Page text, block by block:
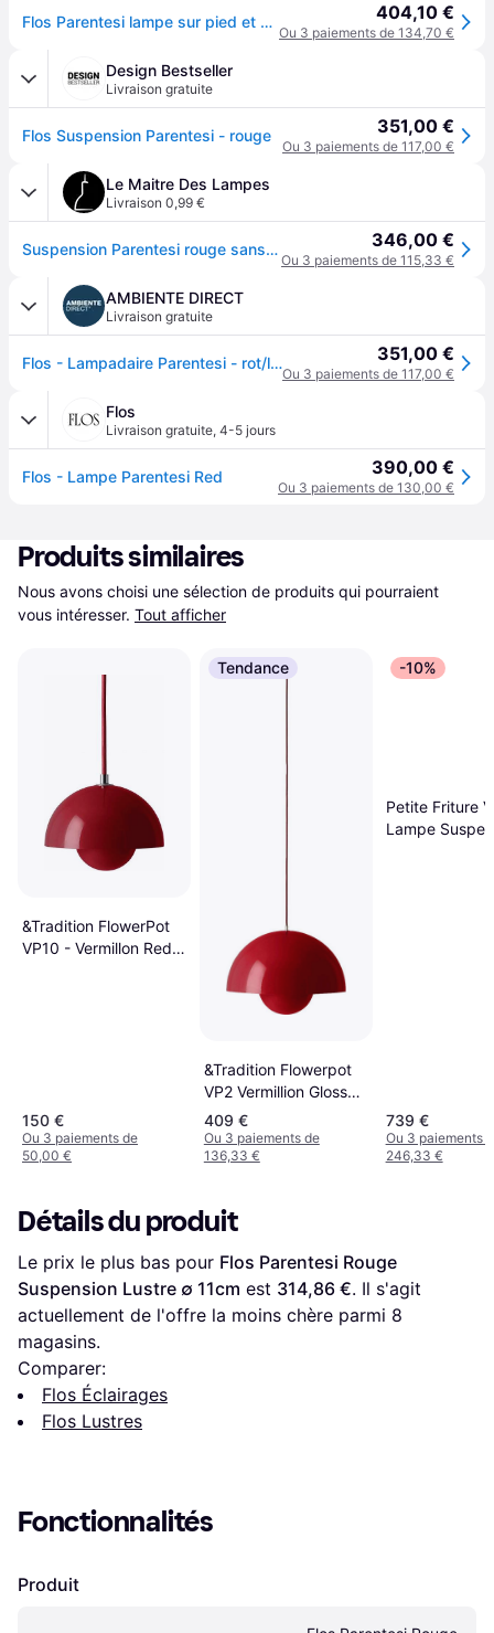
Flos Parentesi lampe sur pied et suspension Rouge 404,10 €
Ou 3 paiements de 134,70 €
Design Bestseller
Livraison gratuite
Flos Suspension Parentesi - rouge 351,00 €
Ou 3 paiements de 117,00 €
Le Maitre Des Lampes
Livraison 0,99 €
Suspension Parentesi rouge sans variateur d'intensité - FLOS - Salon / séjour - Design - Métal - À ampoule unique 346,00 €
Ou 3 paiements de 115,33 €
AMBIENTE DIRECT
Livraison gratuite
Flos - Lampadaire Parentesi - rot/lackiert/H x Ø 58x11cm/nicht dimmbar 351,00 €
Ou 3 paiements de 117,00 €
Flos
Livraison gratuite, 4-5 jours
Flos - Lampe Parentesi Red 390,00 €
Ou 3 paiements de 130,00 €
Produits similaires
Nous avons choisi une sélection de produits qui pourraient
vous intéresser. Tout afficher
&Tradition FlowerPot
VP10 - Vermillon Red
150 €
Ou 3 paiements de
50,00 €
Tendance
&Tradition Flowerpot
VP2 Vermillion Glossy
Lustre ∅ 50cm
409 €
Ou 3 paiements de
136,33 €
-10%
Petite Friture
Lampe
739 €
Ou 3 paiements
246,33 €
Détails du produit
Le prix le plus bas pour Flos Parentesi Rouge
Suspension Lustre ∅ 11cm est 314,86 €. Il s'agit
actuellement de l'offre la moins chère parmi 8
magasins.
Comparer:
Flos Éclairages
Flos Lustres
Fonctionnalités
Produit